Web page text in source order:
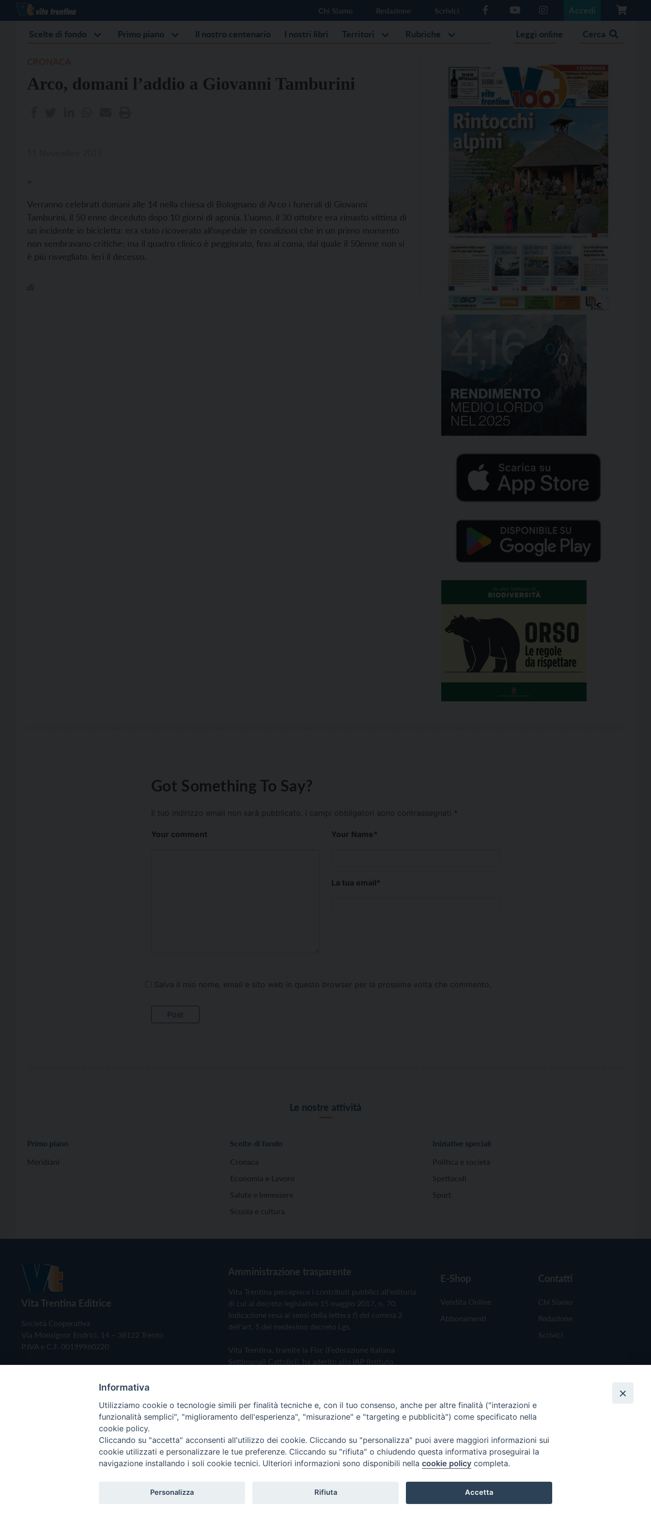
Chi Siamo Redazione Scrivici Accedi
Scelte di fondo Primo piano Il nostro centenario I nostri libri Territori Rubriche Leggi online Cerca
Arco, domani l’addio a Giovanni Tamburini
>
Verranno celebrati domani alle 14 nella chiesa di Bolognano di Arco i funerali di Giovanni
Tamburini, il 50 enne deceduto dopo 10 giorni di agonia. L’uomo, il 30 ottobre era rimasto vittima di
un incidente in bicicletta: era stato ricoverato all’ospedale in condizioni che in un primo momento
non sembravano critiche; ma il quadro clinico è peggiorato, fino al coma, dal quale il 50enne non si
è più risvegliato. Ieri il decesso.
di
Got Something To Say?
Il tuo indirizzo email non sarà pubblicato. I campi obbligatori sono contrassegnati *
Your comment Your Name*
La tua email*
Salva il mio nome, email e sito web in questo browser per la prossima volta che commento.
Le nostre attività
Primo piano
Meridiani
Scelte di fondo
Cronaca
Economia e Lavoro
Salute e benessere
Scuola e cultura
Iniziative speciali
Politica e società
Spettacoli
Sport
Vita Trentina Editrice
Società Cooperativa
Via Monsignor Endrici, 14 – 38122 Trento
P.IVA e C.F. 00199960220
Amministrazione trasparente
Vita Trentina percepisce i contributi pubblici all'editoria
di cui al decreto legislativo 15 maggio 2017, n. 70.
Indicazione resa ai sensi della lettera f) del comma 2
dell'art. 5 del medesimo decreto Lgs.
Vita Trentina, tramite la Fisc (Federazione Italiana
Settimanali Cattolici), ha aderito allo IAP (Istituto
Privacy Policy Cookie Policy
E-Shop
Vendita Online
Abbonamenti
Contatti
Chi Siamo
Redazione
Scrivici
Copyright © 2019 - Tutti i diritti riservati - Vita Trentina Editrice
Informativa
Utilizziamo cookie o tecnologie simili per finalità tecniche e, con il tuo consenso, anche per altre finalità ("interazioni e
funzionalità semplici", "miglioramento dell'esperienza", "misurazione" e "targeting e pubblicità") come specificato nella
cookie policy.
Cliccando su "accetta" acconsenti all'utilizzo dei cookie. Cliccando su "personalizza" puoi avere maggiori informazioni sui
cookie utilizzati e personalizzare le tue preferenze. Cliccando su "rifiuta" o chiudendo questa informativa proseguirai la
navigazione installando i soli cookie tecnici. Ulteriori informazioni sono disponibili nella cookie policy completa.
Personalizza Rifiuta Accetta